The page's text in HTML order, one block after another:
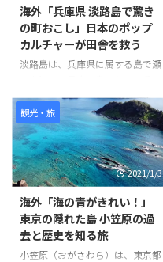
中で可愛らしい猫も登場します。
ビデオの最後にはJR大井町西口
に到着しています。 このビデオ
を通じて、大井町の様々な場所や
世界の反応
海外「兵庫県 淡路島で驚き
の町おこし」日本のポップ
カルチャーが田舎を救う
淡路島は、兵庫県に属する島で瀬
県明石市にかかる世界最長のつり
橋「明石海峡大橋」を車やバスを
使って渡る。そこには畑がある素
朴な風景に、突如ハローキティー
ショーボックスが出現するのだ。
ハローキティーショーボックス
は、ショーを見ながら食事を楽し
むことができる空間で、ここでは
ビーガン料理が頂ける。他にもこ
こ淡路島には、人気キャラクター
とコラボした空間が存在してい
観光・旅
2021/1/3
海外「海の青がきれい！」
東京の隠れた島 小笠原の過
去と歴史を知る旅
小笠原（おがさわら）は、東京都